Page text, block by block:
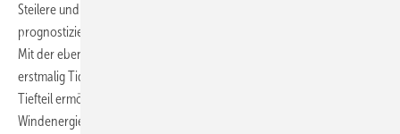
Steilere und höhere Wellen, wie sie durch den Klimawandel
prognostiziert werden, können im Experiment nachgestellt werden.
Mit der ebenfalls neuen, umlaufenden Strömungsanlage können
erstmalig Tideströmungen wie im Meer untersucht werden. Der neue
Tiefteil ermöglicht es, den im Boden befindlichen Teil von Offshore-
Windenergieanlagen zu simulieren und die dort stattfindenden